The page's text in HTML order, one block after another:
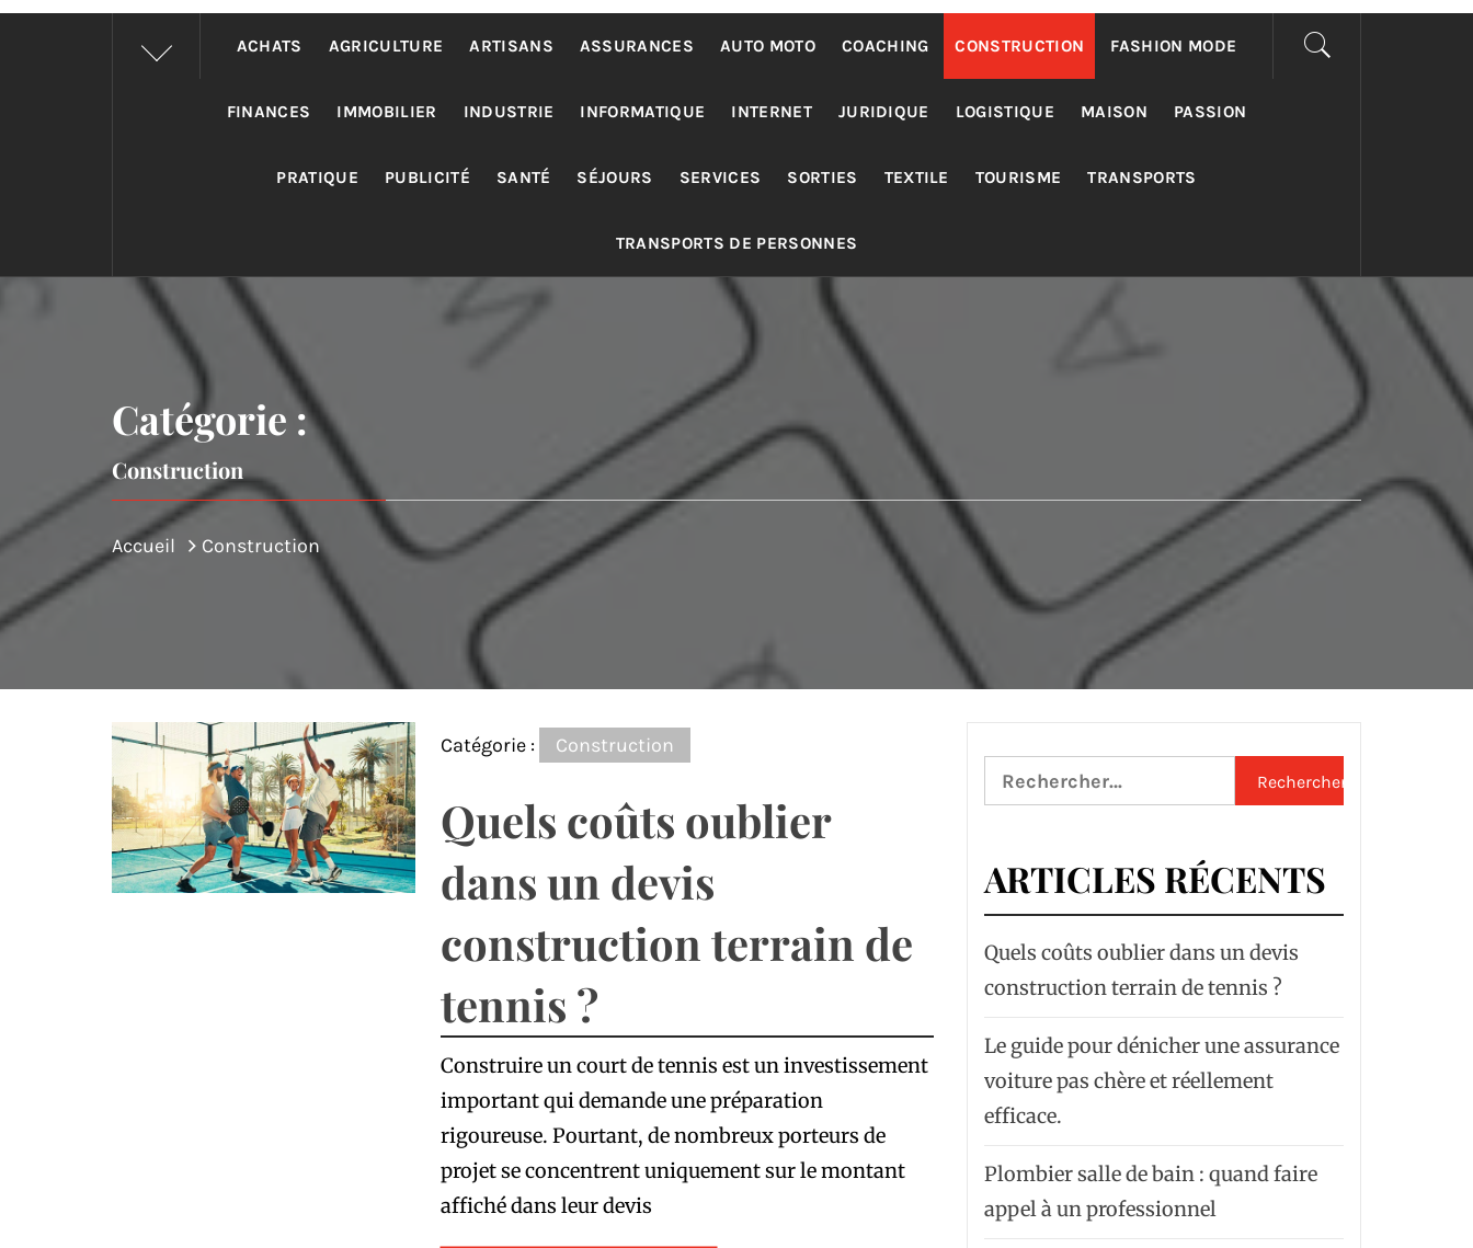
ACHATS AGRICULTURE ARTISANS ASSURANCES AUTO MOTO COACHING CONSTRUCTION FASHION MODE
FINANCES IMMOBILIER INDUSTRIE INFORMATIQUE INTERNET JURIDIQUE LOGISTIQUE MAISON PASSION
PRATIQUE PUBLICITÉ SANTÉ SÉJOURS SERVICES SORTIES TEXTILE TOURISME TRANSPORTS
TRANSPORTS DE PERSONNES
Catégorie :
Construction
Accueil Construction
Catégorie : Construction
Quels coûts oublier
dans un devis
construction terrain de
tennis ?
Construire un court de tennis est un investissement
important qui demande une préparation
rigoureuse. Pourtant, de nombreux porteurs de
projet se concentrent uniquement sur le montant
affiché dans leur devis
Rechercher :
ARTICLES RÉCENTS
Quels coûts oublier dans un devis
construction terrain de tennis ?
Le guide pour dénicher une assurance
voiture pas chère et réellement
efficace.
Plombier salle de bain : quand faire
appel à un professionnel